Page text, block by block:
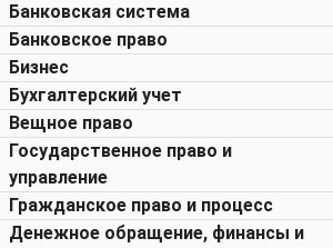
Банковская система
Банковское право
Бизнес
Бухгалтерский учет
Вещное право
Государственное право и
управление
Гражданское право и процесс
Денежное обращение, финансы и